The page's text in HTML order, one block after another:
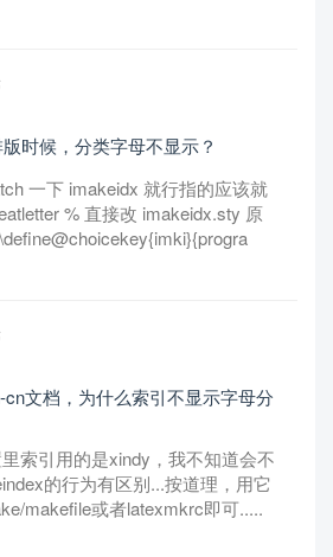
时候，分类字母不显示？
一下 imakeidx 就行指的应该就
% 直接改 imakeidx.sty 原
文档，为什么索引不显示字母分
索引用的是xindy，我不知道会不
的行为有区别...按道理，用它
makefile或者latexmkrc即可.....